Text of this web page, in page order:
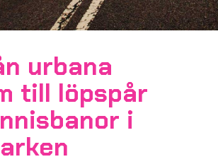
urbana
till löpspår
i